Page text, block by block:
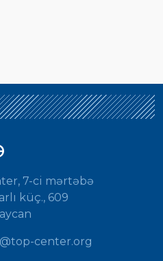
7-ci mərtəbə
küç., 609
center.org